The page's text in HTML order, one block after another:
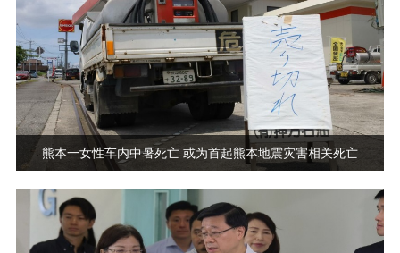
熊本一女性车内中暑死亡 或为首起熊本地震灾害相关死亡